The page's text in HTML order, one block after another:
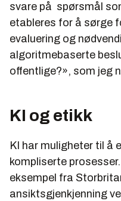
svare på spørsmål
etableres for å sørge
evaluering og
algoritmebaserte
offentlige?», som jeg
KI og etikk
KI har muligheter til å
kompliserte
eksempel fra
ansiktsgjenkjenning